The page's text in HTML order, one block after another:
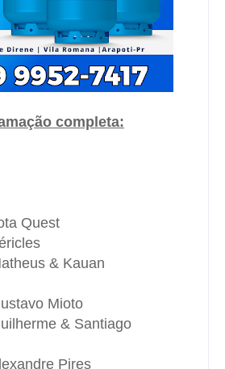
completa:
Quest
& Kauan
Mioto
& Santiago
Pires